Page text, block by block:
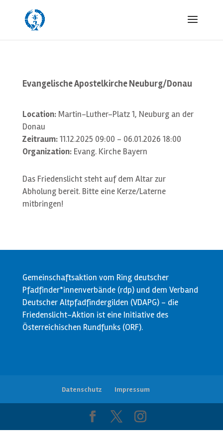
Evangelische Apostelkirche Neuburg/Donau
Location:Martin-Luther-Platz 1, Neuburg an der
Donau
Zeitraum:11.12.2025 09:00 - 06.01.2026 18:00
Organization:Evang. Kirche Bayern
Das Friedenslicht steht auf dem Altar zur
Abholung bereit. Bitte eine Kerze/Laterne
mitbringen!
Gemeinschaftsaktion vom Ring deutscher
Pfadfinder*innenverbände (rdp) und dem Verband
Deutscher Altpfadfindergilden (VDAPG) - die
Friedenslicht-Aktion ist eine Initiative des
Österreichischen Rundfunks (ORF).
Datenschutz Impressum